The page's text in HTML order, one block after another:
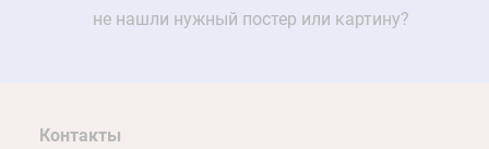
не нашли нужный постер или картину?
Контакты